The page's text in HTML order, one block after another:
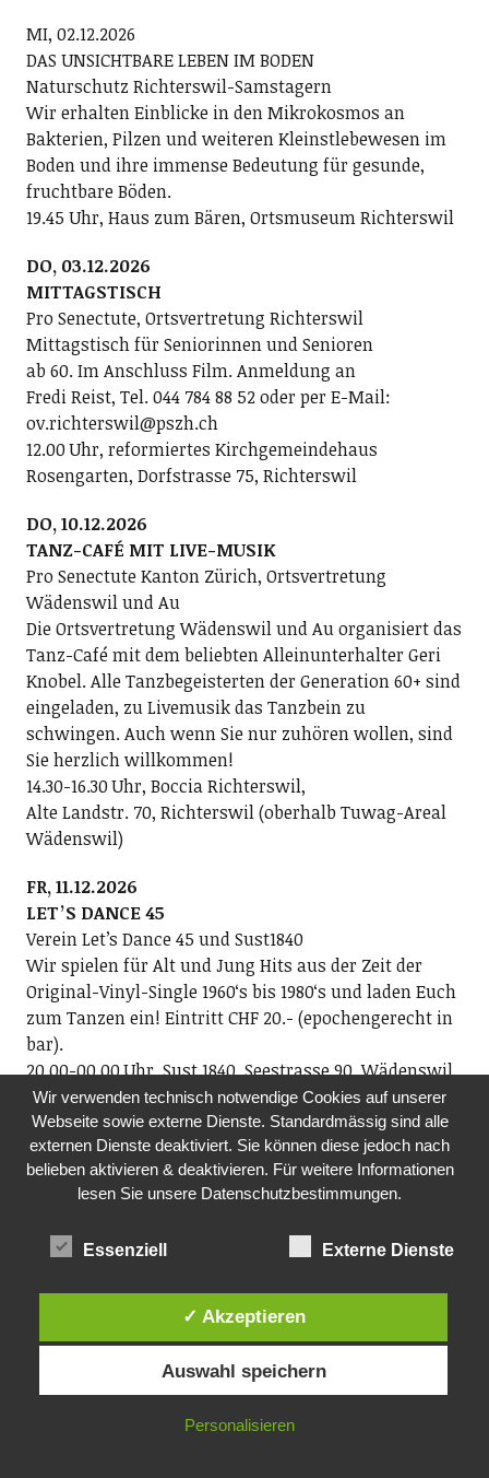
MI, 02.12.2026
DAS UNSICHTBARE LEBEN IM BODEN
Naturschutz Richterswil-Samstagern
Wir erhalten Einblicke in den Mikrokosmos an
Bakterien, Pilzen und weiteren Kleinstlebewesen im
Boden und ihre immense Bedeutung für gesunde,
fruchtbare Böden.
19.45 Uhr, Haus zum Bären, Ortsmuseum Richterswil
DO, 03.12.2026
MITTAGSTISCH
Pro Senectute, Ortsvertretung Richterswil
Mittagstisch für Seniorinnen und Senioren
ab 60. Im Anschluss Film. Anmeldung an
Fredi Reist, Tel. 044 784 88 52 oder per E-Mail:
ov.richterswil@pszh.ch
12.00 Uhr, reformiertes Kirchgemeindehaus
Rosengarten, Dorfstrasse 75, Richterswil
DO, 10.12.2026
TANZ-CAFÉ MIT LIVE-MUSIK
Pro Senectute Kanton Zürich, Ortsvertretung
Wädenswil und Au
Die Ortsvertretung Wädenswil und Au organisiert das
Tanz-Café mit dem beliebten Alleinunterhalter Geri
Knobel. Alle Tanzbegeisterten der Generation 60+ sind
eingeladen, zu Livemusik das Tanzbein zu
schwingen. Auch wenn Sie nur zuhören wollen, sind
Sie herzlich willkommen!
14.30-16.30 Uhr, Boccia Richterswil,
Alte Landstr. 70, Richterswil (oberhalb Tuwag-Areal
Wädenswil)
FR, 11.12.2026
LETʼS DANCE 45
Verein Letʼs Dance 45 und Sust1840
Wir spielen für Alt und Jung Hits aus der Zeit der
Original-Vinyl-Single 1960ʻs bis 1980ʻs und laden Euch
zum Tanzen ein! Eintritt CHF 20.- (epochengerecht in
bar).
20.00-00.00 Uhr, Sust 1840, Seestrasse 90, Wädenswil
MO, 14.12.2026
SHARED READING – AN WORTEN WACHSEN
Bibliothek Richterswil
Zusammen lassen wir uns von Geschichten und
tut. Niemand muss reden. Wer möchte, darf lesen.
www.bibliothek-richterswil.ch, www.wortwelten.ch
DO, 17.12.2026
FILM MIT KAFFEE UND KUCHEN
Wir verwenden technisch notwendige Cookies auf unserer
Webseite sowie externe Dienste. Standardmässig sind alle
externen Dienste deaktiviert. Sie können diese jedoch nach
belieben aktivieren & deaktivieren. Für weitere Informationen
lesen Sie unsere Datenschutzbestimmungen.
Essenziell Externe Dienste
✓ Akzeptieren
Auswahl speichern
Personalisieren